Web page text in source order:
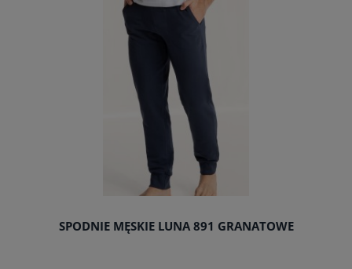
SPODNIE MĘSKIE LUNA 891 GRANATOWE